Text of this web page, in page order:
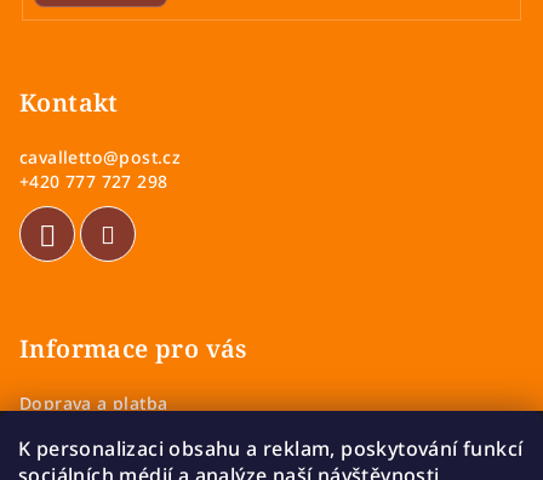
K personalizaci obsahu a reklam, poskytování funkcí
Kontakt
cavalletto@post.cz
+420 777 727 298
Informace pro vás
Doprava a platba
Zásady ochrany osobních údajů